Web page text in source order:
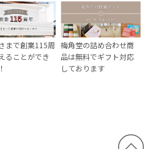
まで創業115周
ることができ
梅角堂の詰め合わせ商
品は無料でギフト対応
しております